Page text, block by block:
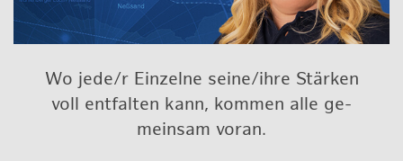
Wo jede/r Ein­zel­ne seine/ihre Stär­ken
voll ent­fal­ten kann, kom­men alle ge­
mein­sam voran.